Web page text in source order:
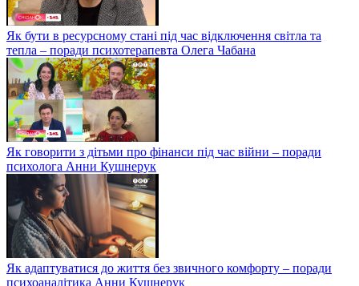
Як бути в ресурсному стані під час відключення світла та
тепла – поради психотерапевта Олега Чабана
Як говорити з дітьми про фінанси під час війни – поради
психолога Анни Кушнерук
Як адаптуватися до життя без звичного комфорту – поради
психоаналітика Анни Кушнерук